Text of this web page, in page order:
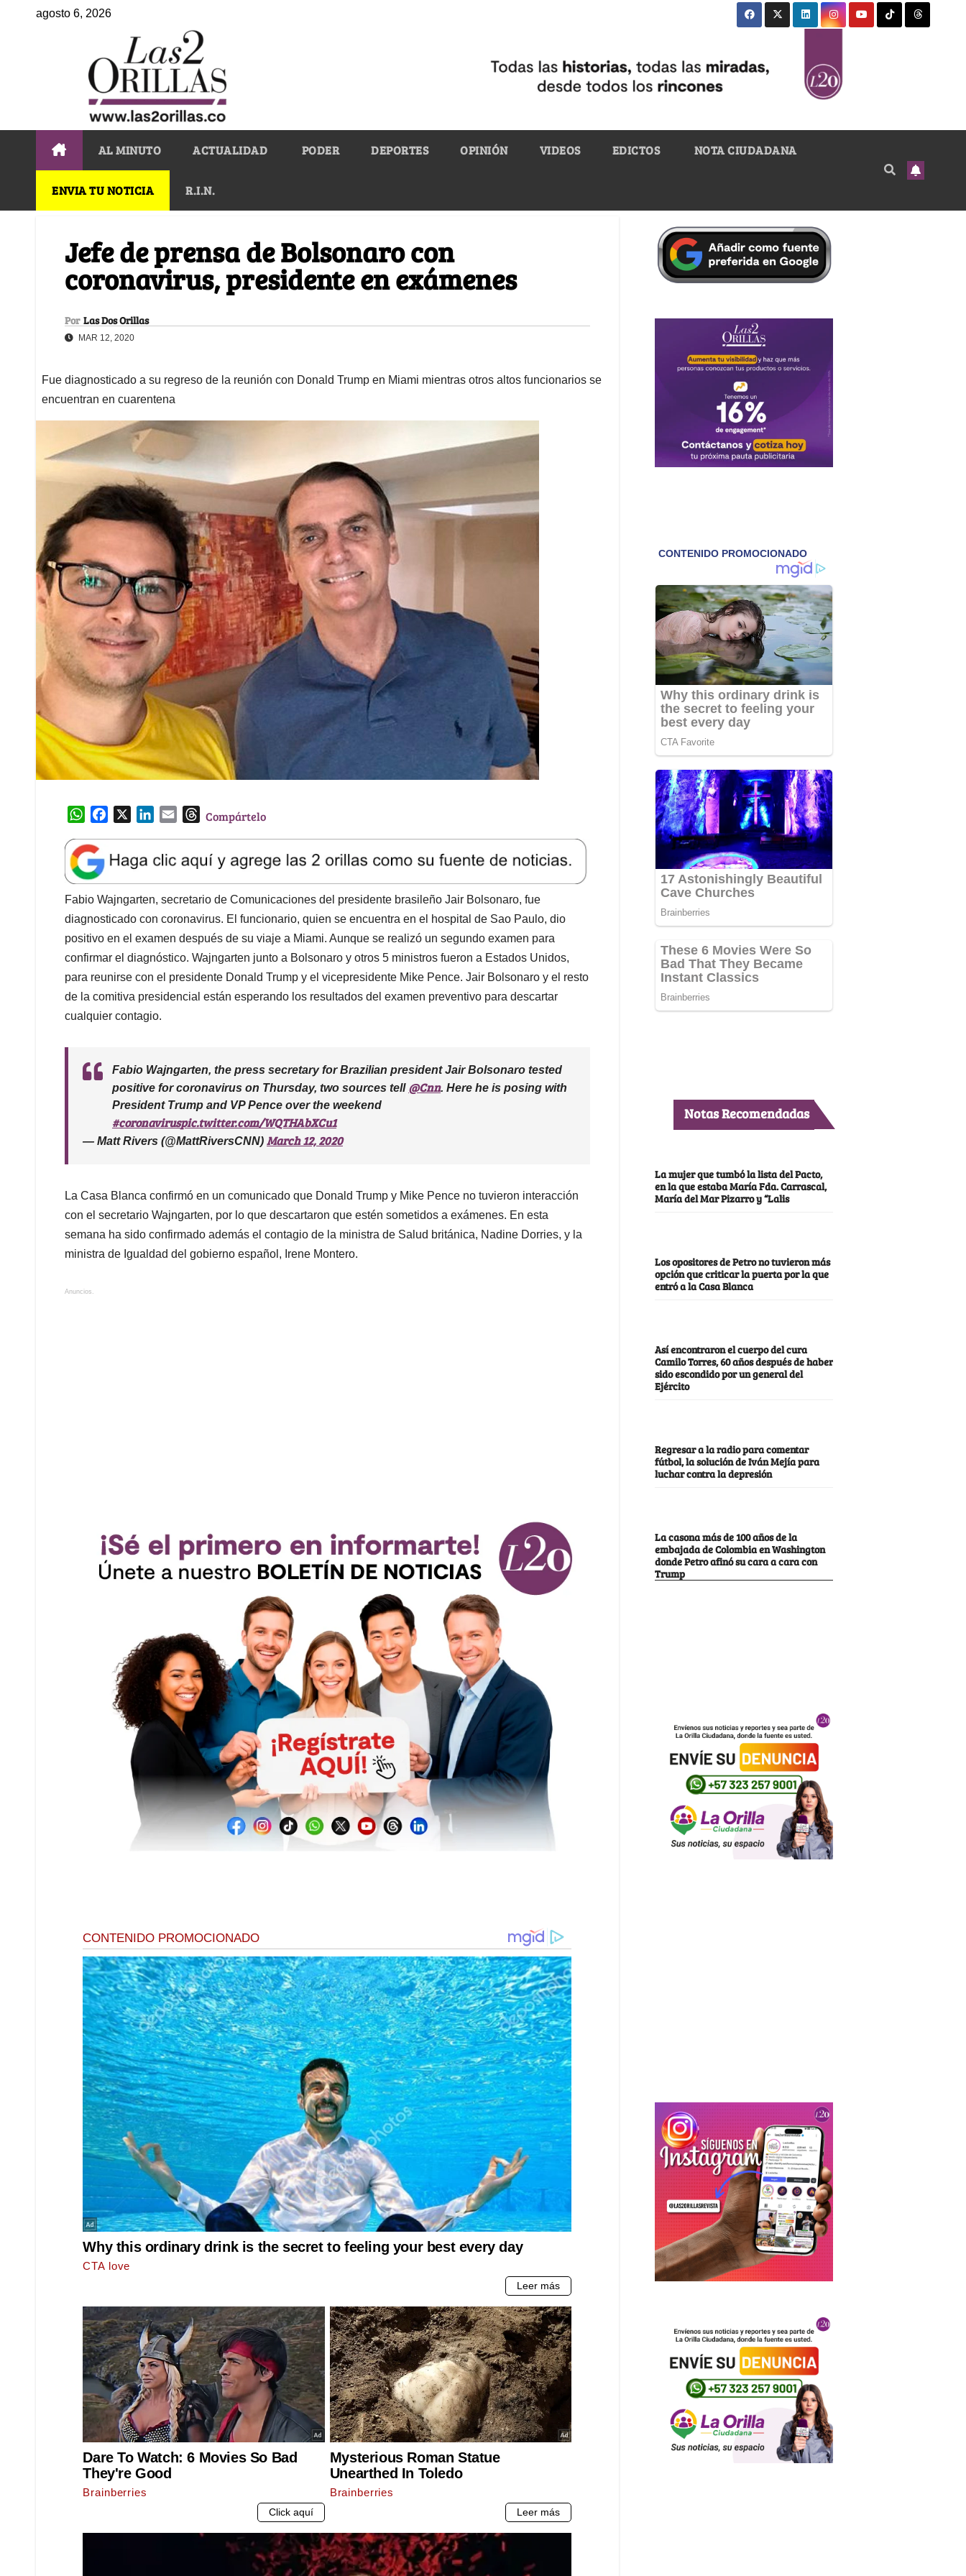
agosto 6, 2026
AL MINUTO ACTUALIDAD PODER DEPORTES OPINIÓN VIDEOS EDICTOS NOTA CIUDADANA
ENVIA TU NOTICIA R.I.N.
Jefe de prensa de Bolsonaro con
coronavirus, presidente en exámenes
Por Las Dos Orillas
MAR 12, 2020
Fue diagnosticado a su regreso de la reunión con Donald Trump en Miami mientras otros altos funcionarios se
encuentran en cuarentena
W
a
t
s
A
p
p
e
b
o
o
k
k
e
d
I
n
l
T
e
a
d
s
Compártelo
Fabio Wajngarten, secretario de Comunicaciones del presidente brasileño Jair Bolsonaro, fue
diagnosticado con coronavirus. El funcionario, quien se encuentra en el hospital de Sao Paulo, dio
positivo en el examen después de su viaje a Miami. Aunque se realizó un segundo examen para
confirmar el diagnóstico. Wajngarten junto a Bolsonaro y otros 5 ministros fueron a Estados Unidos,
para reunirse con el presidente Donald Trump y el vicepresidente Mike Pence. Jair Bolsonaro y el resto
de la comitiva presidencial están esperando los resultados del examen preventivo para descartar
cualquier contagio.
Fabio Wajngarten, the press secretary for Brazilian president Jair Bolsonaro tested
positive for coronavirus on Thursday, two sources tell @Cnn. Here he is posing with
President Trump and VP Pence over the weekend
#coronaviruspic.twitter.com/WQTHAbXCu1
— Matt Rivers (@MattRiversCNN) March 12, 2020
La Casa Blanca confirmó en un comunicado que Donald Trump y Mike Pence no tuvieron interacción
con el secretario Wajngarten, por lo que descartaron que estén sometidos a exámenes. En esta
semana ha sido confirmado además el contagio de la ministra de Salud británica, Nadine Dorries, y la
ministra de Igualdad del gobierno español, Irene Montero.
Anuncios.
Notas Recomendadas
La mujer que tumbó la lista del Pacto,
en la que estaba María Fda. Carrascal,
María del Mar Pizarro y “Lalis
Los opositores de Petro no tuvieron más
opción que criticar la puerta por la que
entró a la Casa Blanca
Así encontraron el cuerpo del cura
Camilo Torres, 60 años después de haber
sido escondido por un general del
Ejército
Regresar a la radio para comentar
fútbol, la solución de Iván Mejía para
luchar contra la depresión
La casona más de 100 años de la
embajada de Colombia en Washington
donde Petro afinó su cara a cara con
Trump